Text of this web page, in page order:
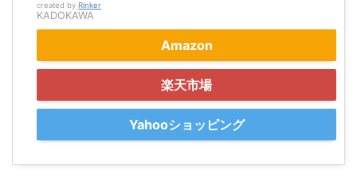
created by Rinker
KADOKAWA
Amazon
楽天市場
Yahooショッピング